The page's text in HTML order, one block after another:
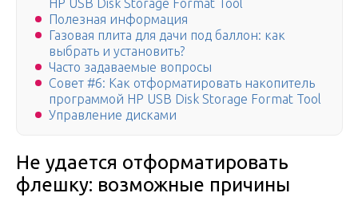
HP USB Disk Storage Format Tool
Полезная информация
Газовая плита для дачи под баллон: как
выбрать и установить?
Часто задаваемые вопросы
Совет #6: Как отформатировать накопитель
программой HP USB Disk Storage Format Tool
Управление дисками
Не удается отформатировать
флешку: возможные причины